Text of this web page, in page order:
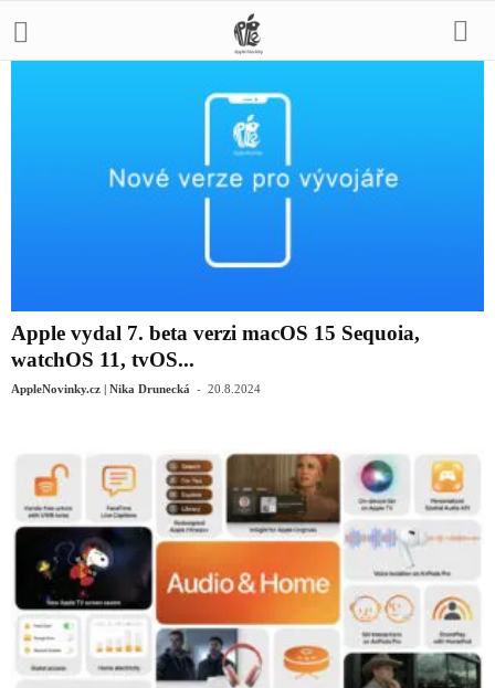
Apple vydal 7. beta verzi macOS 15 Sequoia,
watchOS 11, tvOS...
AppleNovinky.cz | Nika Drunecká - 20.8.2024